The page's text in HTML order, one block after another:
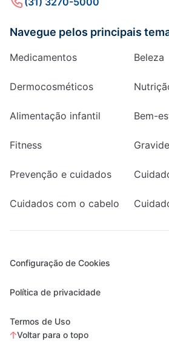
Navegue pelos principais
Medicamentos Beleza
Dermocosméticos
Alimentação infantil Bem-
Fitness
Prevenção e cuidados
Cuidados com o cabelo
Configuração de Cookies
Política de privacidade
Termos de Uso
Voltar para o topo